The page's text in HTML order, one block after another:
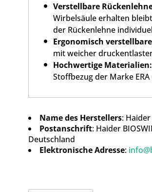
Verstellbare
Wirbelsäule erhalten
der Rückenlehne
Ergonomisch
mit weicher
Hochwertige Materialien:
Stoffbezug der Marke
Name des Herstellers:
Postanschrift: Haider
Deutschland
Elektronische Adresse: